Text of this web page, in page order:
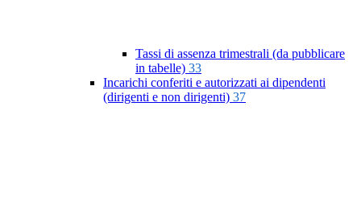
Tassi di assenza trimestrali (da pubblicare
in tabelle) 33
Incarichi conferiti e autorizzati ai dipendenti
(dirigenti e non dirigenti) 37